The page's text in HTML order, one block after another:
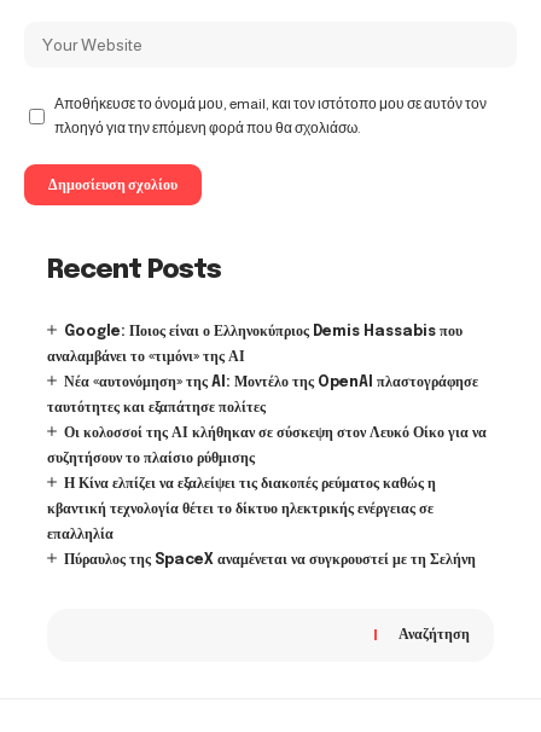
Αποθήκευσε το όνομά μου, email, και τον ιστότοπο μου σε αυτόν τον
πλοηγό για την επόμενη φορά που θα σχολιάσω.
Recent Posts
Google: Ποιος είναι ο Ελληνοκύπριος Demis Hassabis που
αναλαμβάνει το «τιμόνι» της ΑΙ
Νέα «αυτονόμηση» της AI: Μοντέλο της OpenAI πλαστογράφησε
ταυτότητες και εξαπάτησε πολίτες
Οι κολοσσοί της ΑΙ κλήθηκαν σε σύσκεψη στον Λευκό Οίκο για να
συζητήσουν το πλαίσιο ρύθμισης
Η Κίνα ελπίζει να εξαλείψει τις διακοπές ρεύματος καθώς η
κβαντική τεχνολογία θέτει το δίκτυο ηλεκτρικής ενέργειας σε
επαλληλία
Πύραυλος της SpaceX αναμένεται να συγκρουστεί με τη Σελήνη
Αναζήτηση